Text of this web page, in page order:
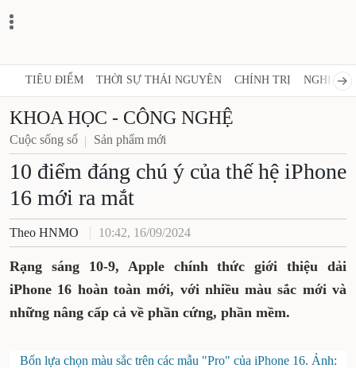
TIÊU ĐIỂM THỜI SỰ THÁI NGUYÊN CHÍNH TRỊ NGHỊ
KHOA HỌC - CÔNG NGHỆ
Cuộc sống số Sản phẩm mới
10 điểm đáng chú ý của thế hệ iPhone
16 mới ra mắt
Theo HNMO 10:42, 16/09/2024
Rạng sáng 10-9, Apple chính thức giới thiệu dải
iPhone 16 hoàn toàn mới, với nhiều màu sắc mới và
những nâng cấp cả về phần cứng, phần mềm.
Bốn lựa chọn màu sắc trên các mẫu "Pro" của iPhone 16. Ảnh: